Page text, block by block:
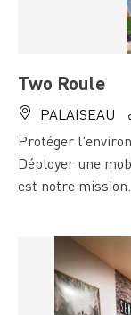
Two Roule
PALAISEAU
Protéger
Déployer une
est notre mission.